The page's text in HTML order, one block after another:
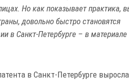
Но как показывает практика,
довольно быстро становятся
в Санкт-Петербурге – в
в Санкт-Петербурге